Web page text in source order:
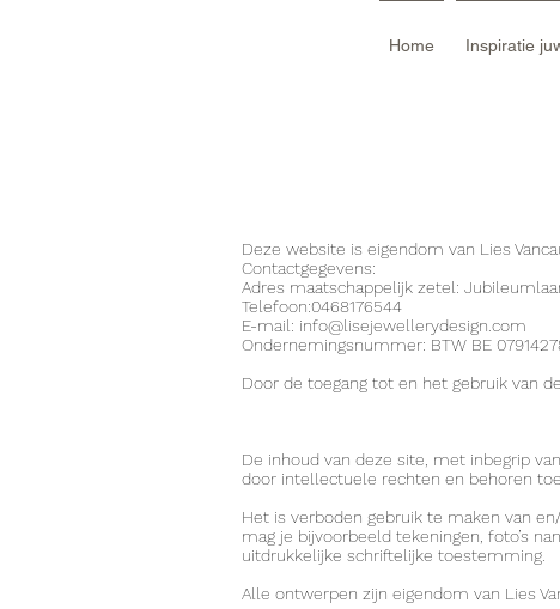
Home Inspiratie
Deze website is eigendom van Lies
Contactgegevens:
Adres maatschappelijk zetel:
Telefoon:0468176544
E-mail: info@lisejewellerydesign.com
Ondernemingsnummer: BTW BE
Door de toegang tot en het gebruik van
De inhoud van deze site, met inbegrip
door intellectuele rechten en behoren
Het is verboden gebruik te maken van
mag je bijvoorbeeld tekeningen, foto’s
uitdrukkelijke schriftelijke toestemming.
Alle ontwerpen zijn eigendom van Lies